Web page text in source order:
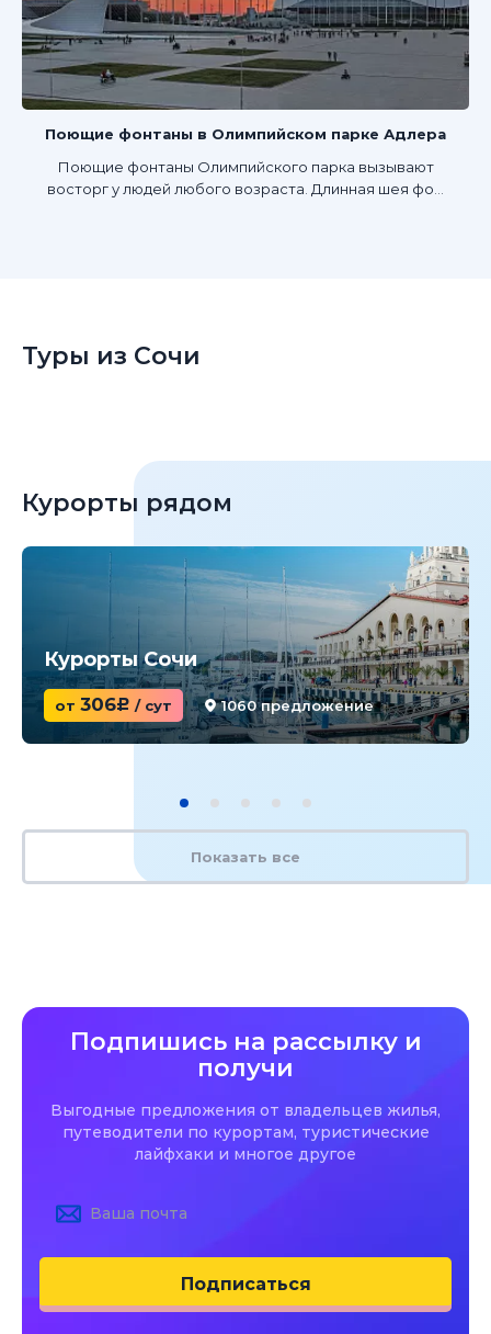
Поющие фонтаны в Олимпийском парке Адлера
Поющие фонтаны Олимпийского парка вызывают
восторг у людей любого возраста. Длинная шея фо...
Туры из Сочи
Курорты рядом
Курорты Сочи
от 306c / сут 1060 предложение
Показать все
Подпишись на рассылку и
получи
Выгодные предложения от владельцев жилья,
путеводители по курортам, туристические
лайфхаки и многое другое
Подписаться